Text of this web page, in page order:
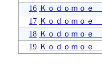
16 Ｋｏｄｏｍｏｅ
17 Ｋｏｄｏｍｏｅ
18 Ｋｏｄｏｍｏｅ
19 Ｋｏｄｏｍｏｅ